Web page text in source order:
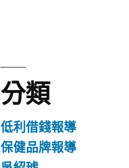
分類
低利借錢報導
保健品牌報導